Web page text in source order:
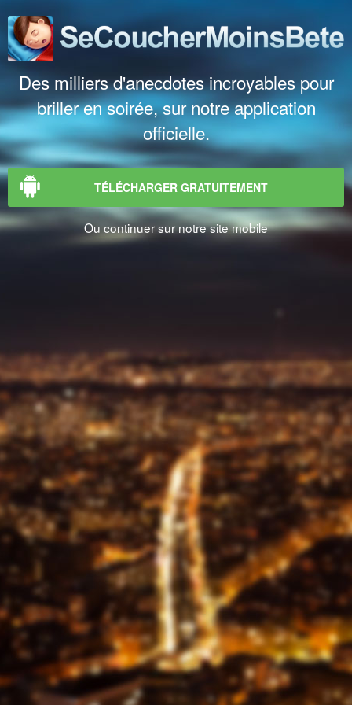
Des milliers d'anecdotes incroyables pour
briller en soirée, sur notre application
officielle.
TÉLÉCHARGER GRATUITEMENT
Ou continuer sur notre site mobile